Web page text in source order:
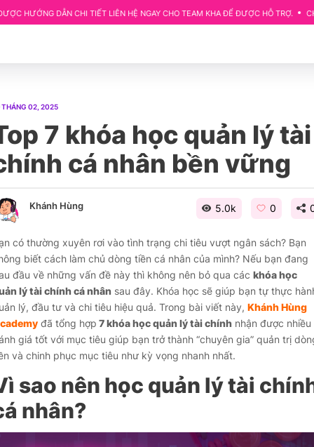
CHI TIẾT LIÊN HỆ NGAY CHO TEAM KHA ĐỂ ĐƯỢC HỖ TRỢ. CHỦ ĐỀ: CẬP
THÁNG 02, 2025
7 khóa học quản lý tài
cá nhân bền vững
Khánh Hùng 5.0k 0
có thường xuyên rơi vào tình trạng chi tiêu vượt ngân sách? Bạn
biết cách làm chủ dòng tiền cá nhân của mình? Nếu bạn đang
đầu về những vấn đề này thì không nên bỏ qua các khóa học
lý tài chính cá nhân sau đây. Khóa học sẽ giúp bạn tự thực
lý, đầu tư và chi tiêu hiệu quả. Trong bài viết này, Khánh Hùng
đã tổng hợp 7 khóa học quản lý tài chínhnhận được nhiều
giá tốt với mục tiêu giúp bạn trở thành “chuyên gia” quản trị
và chinh phục mục tiêu như kỳ vọng nhanh nhất.
sao nên học quản lý tài
nhân?